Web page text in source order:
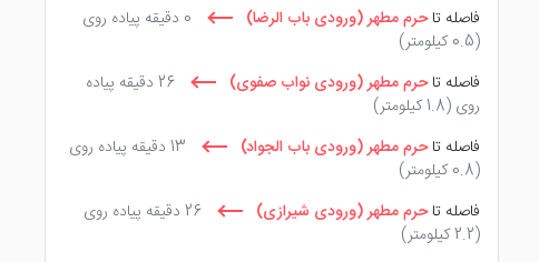
هتل جواهر شرق مشهد از هر نظر تمامی انتظارات مهمانان از یک
آسمان مشهد
تور هتل جواهر شرق مشهد از شیراز
جالب است بدانید تور هتل جواهر شرق مشهد از شیراز و همچنین
نسبتا مناسب سبب شده تا زائرین بسیاری هرساله به سمت این هتل
فاصله تاحرم مطهر (ورودی باب الرضا)
0 دقیقه پیاده روی
(0.5 کیلومتر)
فاصله تاحرم مطهر (ورودی نواب صفوی)
26 دقیقه پیاده
روی (1.8 کیلومتر)
فاصله تاحرم مطهر (ورودی باب الجواد)
13 دقیقه پیاده روی
(0.8 کیلومتر)
فاصله تاحرم مطهر (ورودی شیرازی)
26 دقیقه پیاده روی
(2.2 کیلومتر)